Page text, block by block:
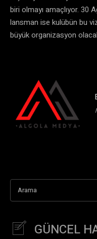
biri olmayı amaçlıyor. 30
lansman ise kulübün bu
büyük organizasyon
Arama
GÜNCEL